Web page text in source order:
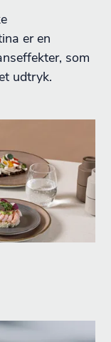
er en
som
udtryk.